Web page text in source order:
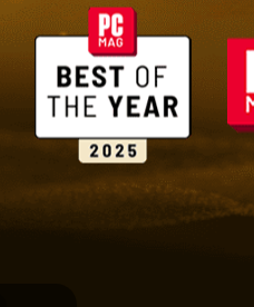
Karşı